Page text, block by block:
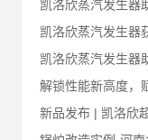
凯洛欣蒸汽发生器
凯洛欣蒸汽发生器
凯洛欣蒸汽发生器
新品发布 | 凯洛欣